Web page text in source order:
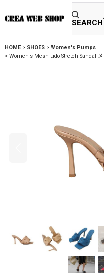
SEARCH
HOME > SHOES > Women's Pumps
> Women's Mesh Lido Stretch Sandal